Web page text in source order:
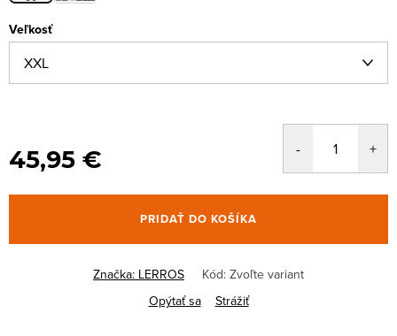
Veľkosť
45,95 €
PRIDAŤ DO KOŠÍKA
Značka: LERROS Kód: Zvoľte variant
Opýtať sa
Strážiť